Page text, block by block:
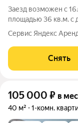
Заезд возможен с
площадью 36 кв.м. с
этажном доме на
Телевизор Стиральная машина Холодильник Кондиционер
Микроволновка Дом -
Сервис Яндекс
Снять
105 000 ₽ в
40 м² 1-комн.